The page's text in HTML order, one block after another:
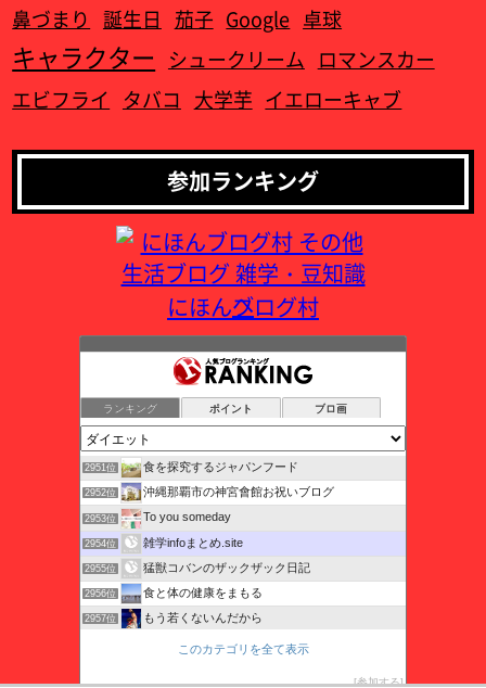
鼻づまり 誕生日 茄子 Google 卓球
キャラクター シュークリーム ロマンスカー
エビフライ
タバコ 大学芋 イエローキャブ
参加ランキング
にほんブログ村
ランキング ポイント ブロ画
やまひろブログ
2949位 38歳オタク女のんびり婚活日記
2950位 メイの自由 気ままに書くブログ
2951位 食を探究するジャパンフード
2952位 沖縄那覇市の神宮會館お祝いブログ
2953位 To you someday
2954位 雑学infoまとめ.site
2955位 猛獣コバンのザックザック日記
2956位 食と体の健康をまもる
2957位 もう若くないんだから
解消！？ 人の悩み・コンプレックス
このカテゴリを全て表示
参加する